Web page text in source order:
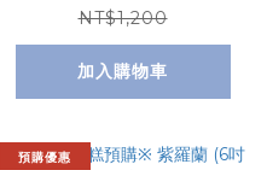
NT$1,200
加入購物車
預購優惠